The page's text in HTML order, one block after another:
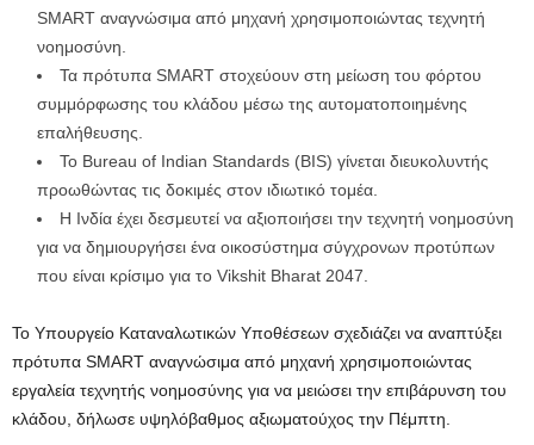
SMART αναγνώσιμα από μηχανή χρησιμοποιώντας τεχνητή
νοημοσύνη.
Τα πρότυπα SMART στοχεύουν στη μείωση του φόρτου
συμμόρφωσης του κλάδου μέσω της αυτοματοποιημένης
επαλήθευσης.
Το Bureau of Indian Standards (BIS) γίνεται διευκολυντής
προωθώντας τις δοκιμές στον ιδιωτικό τομέα.
Η Ινδία έχει δεσμευτεί να αξιοποιήσει την τεχνητή νοημοσύνη
για να δημιουργήσει ένα οικοσύστημα σύγχρονων προτύπων
που είναι κρίσιμο για το Vikshit Bharat 2047.
Το Υπουργείο Καταναλωτικών Υποθέσεων σχεδιάζει να αναπτύξει
πρότυπα SMART αναγνώσιμα από μηχανή χρησιμοποιώντας
εργαλεία τεχνητής νοημοσύνης για να μειώσει την επιβάρυνση του
κλάδου, δήλωσε υψηλόβαθμος αξιωματούχος την Πέμπτη.